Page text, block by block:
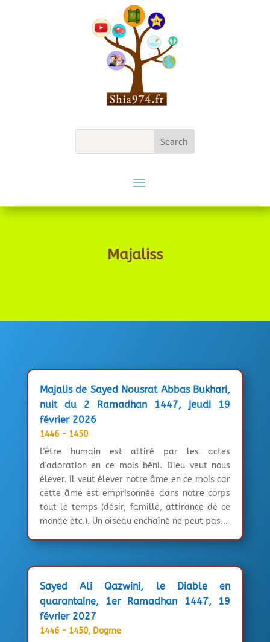
Majaliss
Majalis de Sayed Nousrat Abbas Bukhari,
nuit du 2 Ramadhan 1447, jeudi 19
février 2026
1446 - 1450
L'être humain est attiré par les actes
d'adoration en ce mois béni. Dieu veut nous
élever. Il veut élever notre âme en ce mois car
cette âme est emprisonnée dans notre corps
tout le temps (désir, famille, attirance de ce
monde etc.). Un oiseau enchaîné ne peut pas...
Sayed Ali Qazwini, le Diable en
quarantaine, 1er Ramadhan 1447, 19
février 2027
1446 - 1450, Dogme